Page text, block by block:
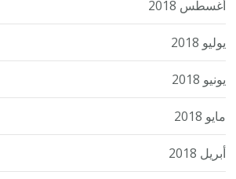
أغسطس 2018
يوليو 2018
يونيو 2018
مايو 2018
أبريل 2018